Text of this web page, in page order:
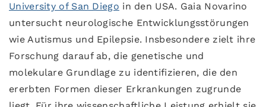
University of San Diego in den USA. Gaia Novarino
untersucht neurologische Entwicklungsstörungen
wie Autismus und Epilepsie. Insbesondere zielt ihre
Forschung darauf ab, die genetische und
molekulare Grundlage zu identifizieren, die den
ererbten Formen dieser Erkrankungen zugrunde